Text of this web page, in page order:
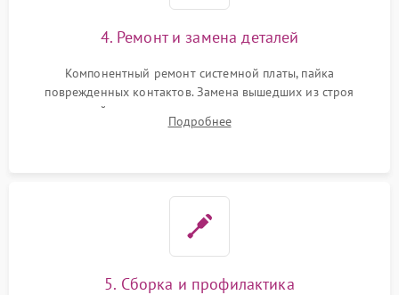
4. Ремонт и замена деталей
Компонентный ремонт системной платы, пайка
поврежденных контактов. Замена вышедших из строя
двигателей, изношенного аккумулятора, неисправного
лидара или помпы подачи воды. Восстановление шлейфов и
Подробнее
5. Сборка и профилактика